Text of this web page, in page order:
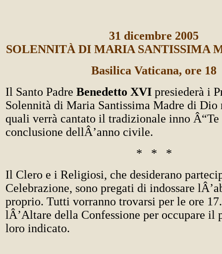
31 dicembre 2005
SOLENNITÀ DI MARIA SANTISSIMA
Basilica Vaticana, ore 18
Il Santo Padre Benedetto XVI presiederà i
Solennità di Maria Santissima Madre di Dio
quali verrà cantato il tradizionale inno Â“Te
conclusione dellÂ’anno civile.
* * *
Il Clero e i Religiosi, che desiderano
Celebrazione, sono pregati di indossare
proprio. Tutti vorranno trovarsi per le ore
lÂ’Altare della Confessione per occupare il
loro indicato.